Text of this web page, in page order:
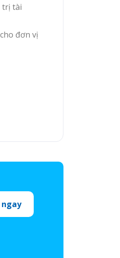
trị tài
đơn vị
ngay